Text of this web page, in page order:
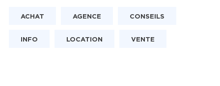
ACHAT AGENCE CONSEILS
INFO LOCATION VENTE